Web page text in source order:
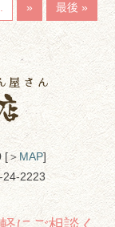
» 最後 »
[＞MAP]
2223